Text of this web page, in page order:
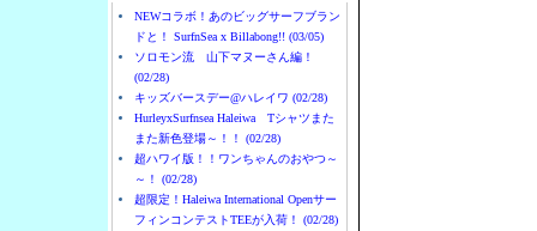
NEWコラボ！あのビッグサーフブラン
ドと！ SurfnSea x Billabong!! (03/05)
ソロモン流 山下マヌーさん編！
(02/28)
キッズバースデー@ハレイワ (02/28)
HurleyxSurfnsea Haleiwa Tシャツまた
また新色登場～！！ (02/28)
超ハワイ版！！ワンちゃんのおやつ～
～！ (02/28)
超限定！Haleiwa International Openサー
フィンコンテストTEEが入荷！ (02/28)